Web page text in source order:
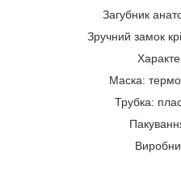
Загубник
Зручний замок
Маска:
Трубка: